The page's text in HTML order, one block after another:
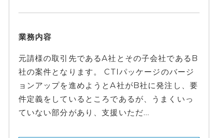
業務内容
元請様の取引先であるA社とその子会社であるB
社の案件となります。 CTIパッケージのバージ
ョンアップを進めようとA社がB社に発注し、要
件定義をしているところであるが、うまくいっ
ていない部分があり、支援いただ...